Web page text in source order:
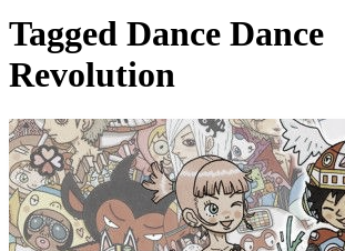
Tagged Dance Dance
Revolution